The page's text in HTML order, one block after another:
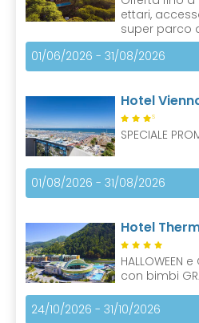
ettari,
super parco
01/06/2026 - 31/08/2026
Hotel
S
SPECIALE
01/08/2026 - 31/08/2026
Hotel
HALLOWEEN
con bimbi
24/10/2026 - 31/10/2026